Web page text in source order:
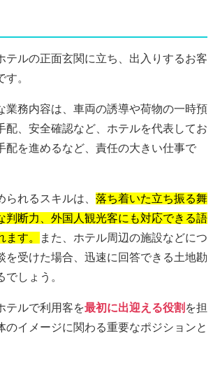
テルの正面玄関に立ち、出入りするお客
。
業務内容は、車両の誘導や荷物の一時預
配、安全確認など、ホテルを代表してお
配を進めるなど、責任の大きい仕事で
られるスキルは、 落ち着いた立ち振る舞
判断力、外国人観光客にも対応できる語
す。
また、ホテル周辺の施設などにつ
を受けた場合、迅速に回答できる土地勘
しょう。
テルで利用客を最初に出迎える役割 を担
のイメージに関わる重要なポジションと